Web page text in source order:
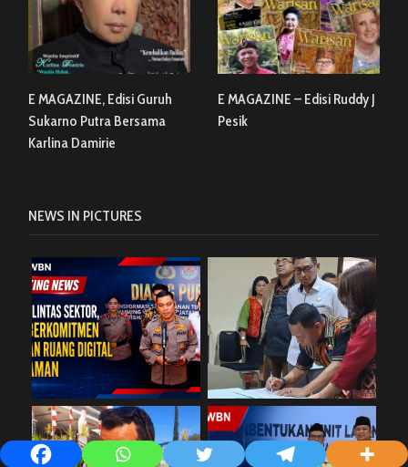
E MAGAZINE, Edisi Guruh
Sukarno Putra Bersama
Karlina Damirie
E MAGAZINE – Edisi Ruddy J
Pesik
NEWS IN PICTURES